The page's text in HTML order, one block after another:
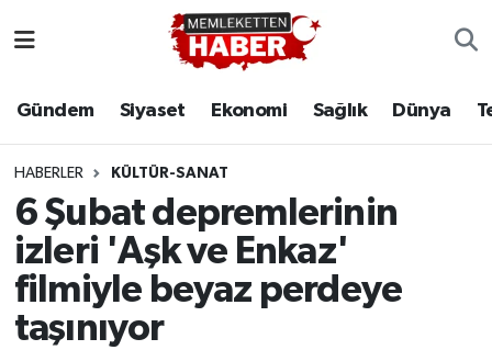
Gündem Siyaset Ekonomi Sağlık Dünya
HABERLER KÜLTÜR-SANAT
6 Şubat depremlerinin
izleri 'Aşk ve Enkaz'
filmiyle beyaz perdeye
taşınıyor